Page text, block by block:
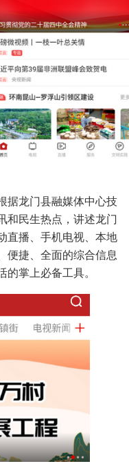
据龙门县融媒体中心技
和民生热点，讲述龙门
直播、手机电视、本地
便捷、全面的综合信息
掌上必备工具。